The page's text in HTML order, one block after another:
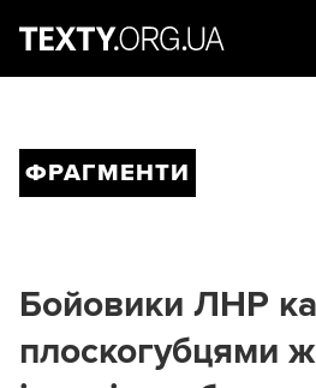
ФРАГМЕНТИ
Бойовики ЛНР
плоскогубцями